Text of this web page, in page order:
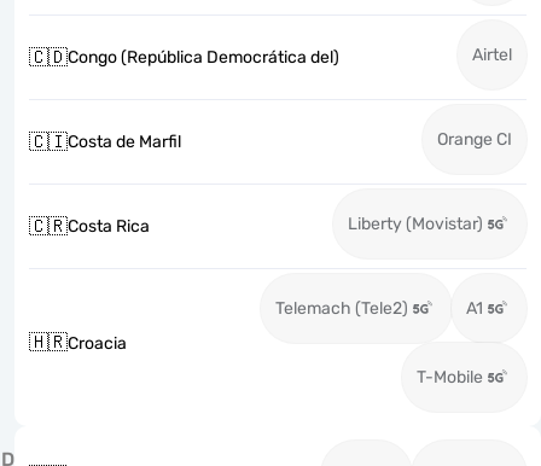
🇨🇩Congo (República Democrática del) Airtel
🇨🇮Costa de Marfil Orange CI
🇨🇷Costa Rica Liberty (Movistar)
🇭🇷Croacia
Telemach (Tele2) A1
T-Mobile
D